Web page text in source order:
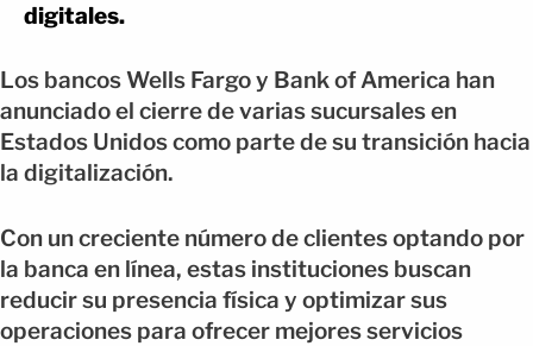
digitales.
Los bancos Wells Fargo y Bank of America han
anunciado el cierre de varias sucursales en
Estados Unidos como parte de su transición hacia
la digitalización.
Con un creciente número de clientes optando por
la banca en línea, estas instituciones buscan
reducir su presencia física y optimizar sus
operaciones para ofrecer mejores servicios